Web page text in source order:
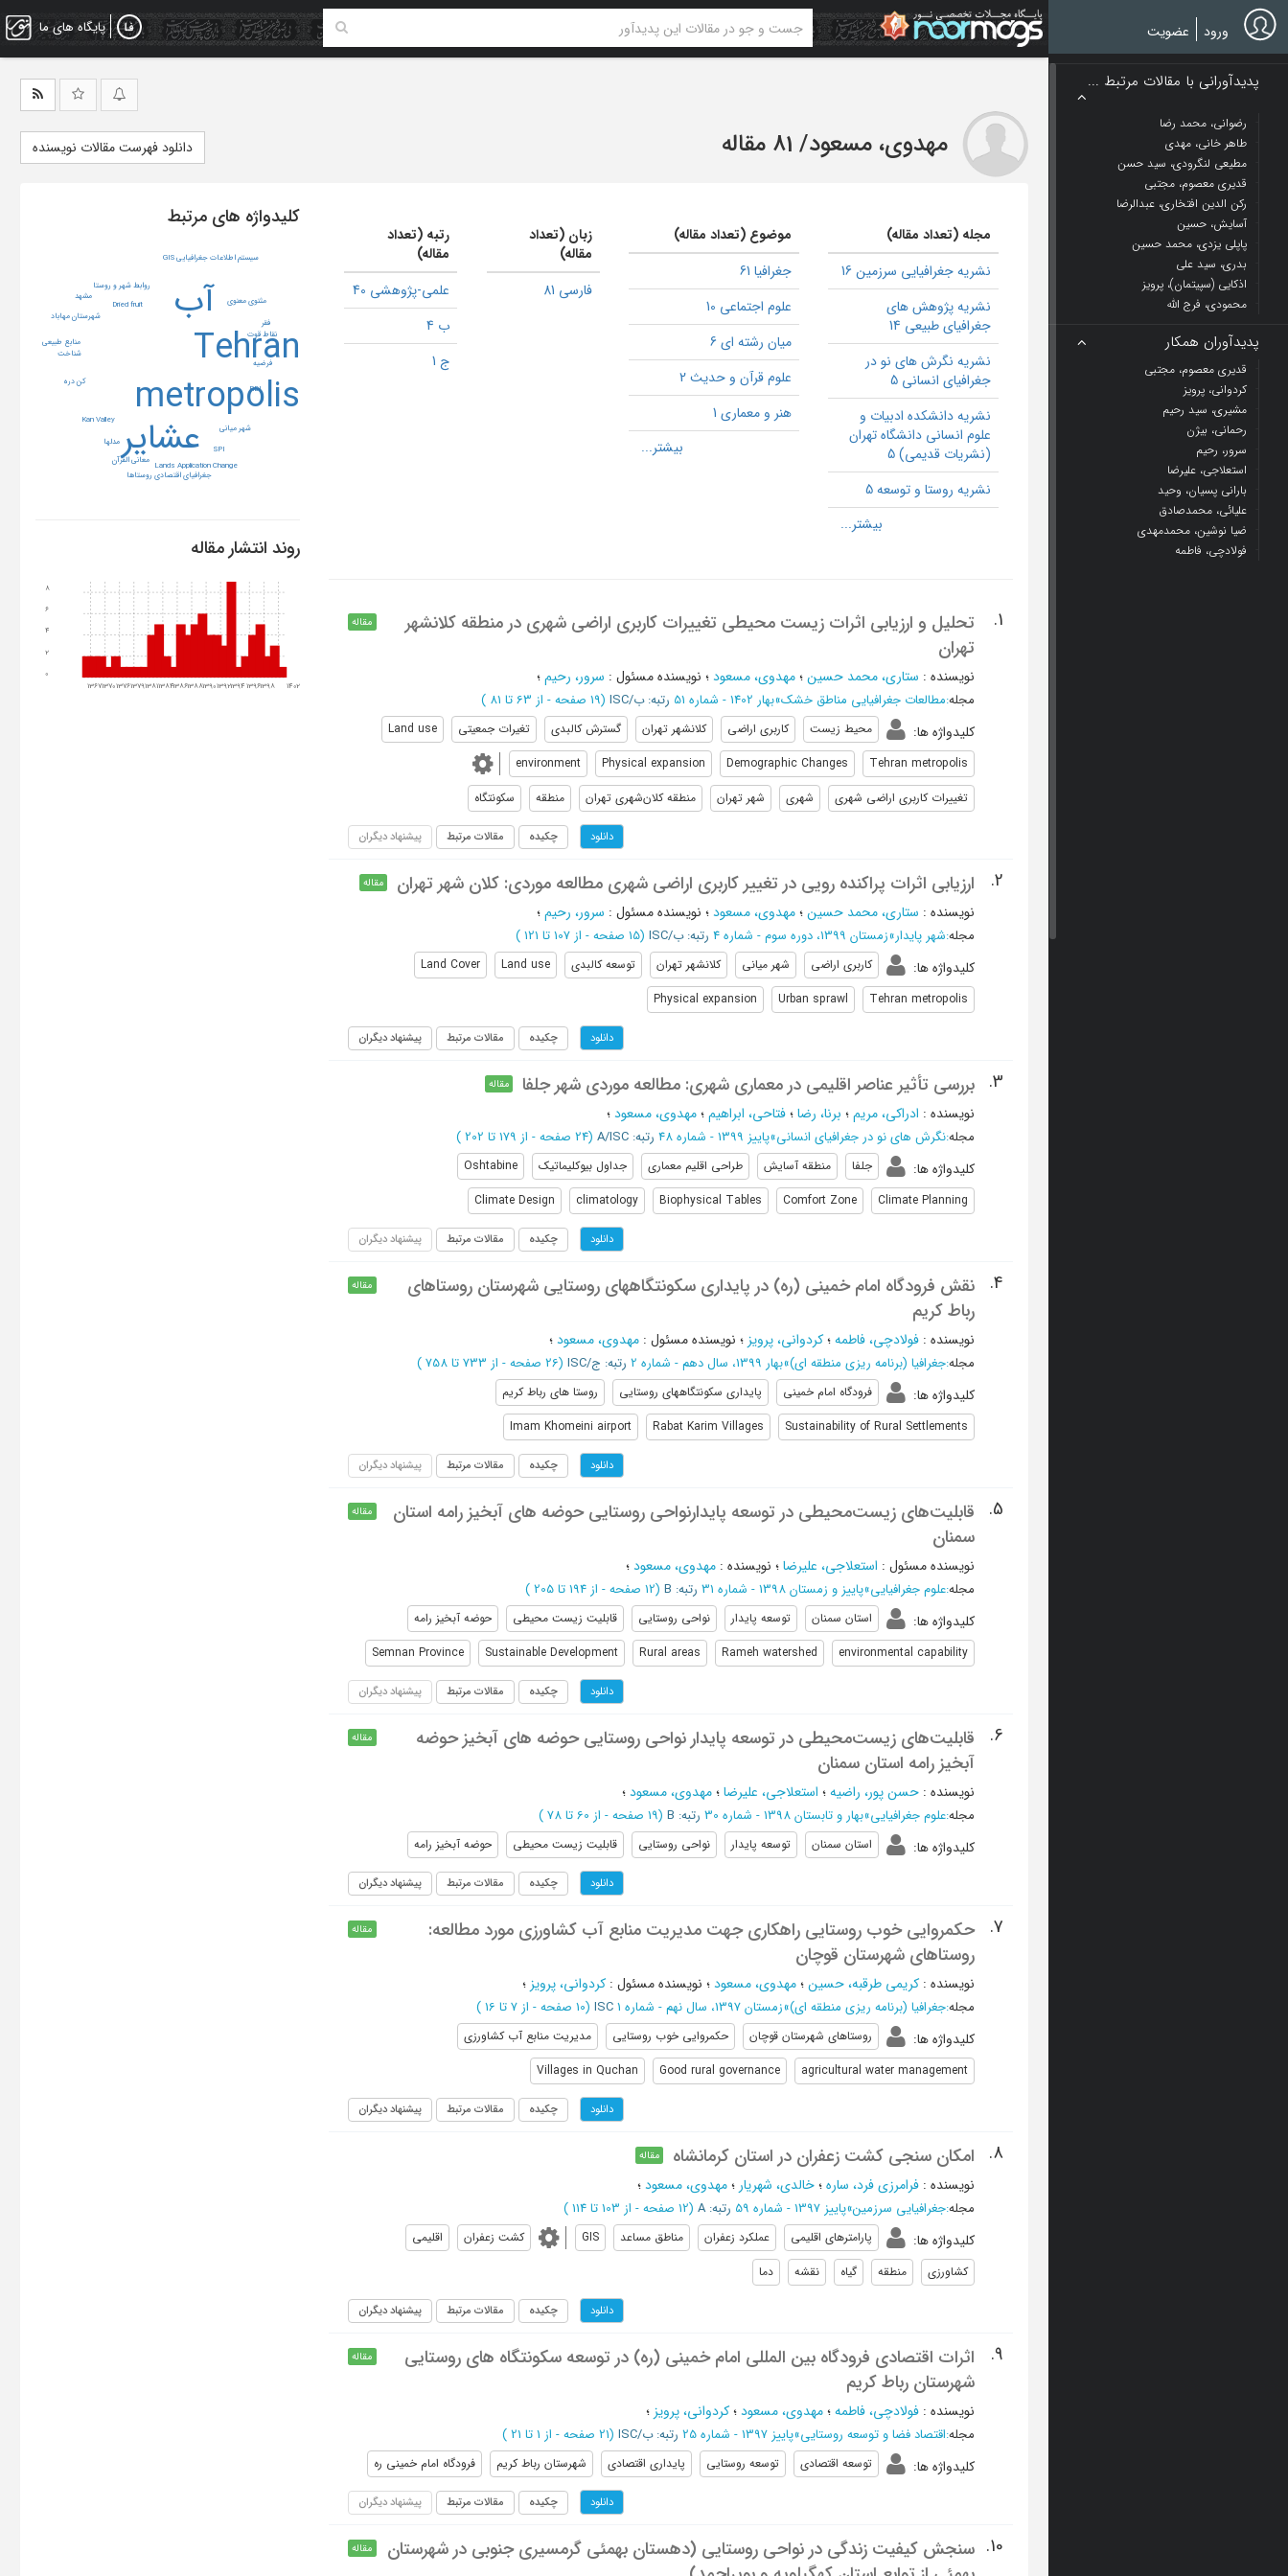
Skip
to
main
پایگاه های ما ورود عضویت
پدیدآورانی با مقالات مرتبط ...
رضوانی، محمد رضا
طاهر خانی، مهدی
مطیعی لنگرودی، سید حسن
قدیری معصوم، مجتبی
رکن الدین افتخاری، عبدالرضا
آسایش، حسین
پاپلی یزدی، محمد حسین
بدری، سید علی
اذکایی (سپیتمان)، پرویز
محمودی، فرج الله
پدیدآوران همکار
قدیری معصوم، مجتبی
کردوانی، پرویز
مشیری، سید رحیم
رحمانی، بیژن
سرور، رحیم
استعلاجی، علیرضا
بارانی پسیان، وحید
علیائی، محمدصادق
ضیا نوشین، محمدمهدی
فولادچی، فاطمه
مهدوی، مسعود/ 81 مقاله دانلود فهرست مقالات نویسنده
مجله (تعداد مقاله)
نشریه جغرافیایی سرزمین 16
نشریه پژوهش های
جغرافیای طبیعی 14
نشریه نگرش های نو در
جغرافیای انسانی 5
نشریه دانشکده ادبیات و
علوم انسانی دانشگاه تهران
(نشریات قدیمی) 5
نشریه روستا و توسعه 5
موضوع (تعداد مقاله)
جغرافیا 61
علوم اجتماعی 10
میان رشته ای 6
علوم قرآن و حدیث 2
هنر و معماری 1
زبان (تعداد
مقاله)
فارسی 81
رتبه (تعداد
مقاله)
علمی-پژوهشی 40
ب 4
ج 1
1.
تحلیل و ارزیابی اثرات زیست محیطی تغییرات کاربری اراضی شهری در منطقه کلانشهر
تهران
مقاله
نویسنده : ستاری، محمد حسین؛مهدوی، مسعود؛ نویسنده مسئول : سرور، رحیم؛
مجله:مطالعات جغرافیایی مناطق خشک»بهار 1402 - شماره 51 رتبه: ب/ISC (‎19 صفحه - از 63 تا 81 )
کلیدواژه ها: محیط زیست کاربری اراضی کلانشهر تهران گسترش کالبدی تغیرات جمعیتی
Land use
Tehran metropolis
Demographic Changes
Physical expansion
environment
تغییرات کاربری اراضی شهری
شهری شهر تهران منطقه کلان‌شهری تهران منطقه سکونتگاه
دانلود چکیده مقالات مرتبط پیشنهاد دیگران
2. ارزیابی اثرات پراکنده رویی در تغییر کاربری اراضی شهری مطالعه موردی: کلان شهر تهران مقاله
نویسنده : ستاری، محمد حسین؛مهدوی، مسعود؛ نویسنده مسئول : سرور، رحیم؛
مجله:شهر پایدار»زمستان 1399، دوره سوم - شماره 4 رتبه: ب/ISC (‎15 صفحه - از 107 تا 121 )
کلیدواژه ها: کاربری اراضی شهر میانی کلانشهر تهران توسعه کالبدی Land use
Land Cover
Tehran metropolis
Urban sprawl
Physical expansion
دانلود چکیده مقالات مرتبط پیشنهاد دیگران
3. بررسی تأثیر عناصر اقلیمی در معماری شهری: مطالعه موردی شهر جلفا مقاله
نویسنده : ادراکی، مریم؛ برنا، رضا؛فتاحی، ابراهیم؛مهدوی، مسعود؛
مجله:نگرش های نو در جغرافیای انسانی»پاییز 1399 - شماره 48 رتبه: A/ISC (‎24 صفحه - از 179 تا 202 )
کلیدواژه ها: جلفا منطقه آسایش طراحی اقلیم معماری جداول بیوکلیماتیک
Oshtabine
Climate Planning
Comfort Zone
Biophysical Tables
climatology
Climate Design
دانلود چکیده مقالات مرتبط پیشنهاد دیگران
4.
نقش فرودگاه امام خمینی (ره) در پایداری سکونتگاههای روستایی شهرستان روستا‌های
رباط کریم
مقاله
نویسنده : فولادچی، فاطمه؛کردوانی، پرویز ؛ نویسنده مسئول : مهدوی، مسعود؛
مجله:جغرافیا (برنامه ریزی منطقه ای)»بهار 1399، سال دهم - شماره 2 رتبه: ج/ISC (‎26 صفحه - از 733 تا 758 )
کلیدواژه ها: فرودگاه امام خمینی پایداری سکونتگاههای روستایی
روستا های رباط کریم
Sustainability of Rural Settlements
Rabat Karim Villages
Imam Khomeini airport
دانلود چکیده مقالات مرتبط پیشنهاد دیگران
5.
قابلیت‌های زیست‌محیطی در توسعه پایدارنواحی روستایی حوضه های آبخیز رامه استان
سمنان
مقاله
نویسنده مسئول : استعلاجی، علیرضا؛ نویسنده : مهدوی، مسعود؛
مجله:علوم جغرافیایی»پاییز و زمستان 1398 - شماره 31 رتبه: B (‎12 صفحه - از 194 تا 205 )
کلیدواژه ها: استان سمنان توسعه پایدار نواحی روستایی قابلیت زیست محیطی
حوضه آبخیز رامه
environmental capability
Rameh watershed
Rural areas
Sustainable Development
Semnan Province
دانلود چکیده مقالات مرتبط پیشنهاد دیگران
6.
قابلیت‌های زیست‌محیطی در توسعه پایدار نواحی روستایی حوضه های آبخیز حوضه
آبخیز رامه استان سمنان
مقاله
نویسنده : حسن پور، راضیه؛ استعلاجی، علیرضا؛مهدوی، مسعود؛
مجله:علوم جغرافیایی»بهار و تابستان 1398 - شماره 30 رتبه: B (‎19 صفحه - از 60 تا 78 )
کلیدواژه ها: استان سمنان توسعه پایدار نواحی روستایی قابلیت زیست محیطی حوضه آبخیز رامه
دانلود چکیده مقالات مرتبط پیشنهاد دیگران
7.
حکمروایی خوب روستایی راهکاری جهت مدیریت منابع آب کشاورزی مورد مطالعه:
روستاهای شهرستان قوچان
مقاله
نویسنده : کریمی طرقبه، حسین؛مهدوی، مسعود؛ نویسنده مسئول : کردوانی، پرویز ؛
مجله:جغرافیا (برنامه ریزی منطقه ای)»زمستان 1397، سال نهم - شماره 1 ISC (‎10 صفحه - از 7 تا 16 )
کلیدواژه ها: روستا­های شهرستان قوچان حکمروایی خوب روستایی
مدیریت منابع آب کشاورزی
agricultural water management
Good rural governance
Villages in Quchan
دانلود چکیده مقالات مرتبط پیشنهاد دیگران
8. امکان سنجی کشت زعفران در استان کرمانشاه مقاله
نویسنده : فرامرزی فرد، ساره؛خالدی، شهریار ؛مهدوی، مسعود؛
مجله:جغرافیایی سرزمین»پاییز 1397 - شماره 59 رتبه: A (‎12 صفحه - از 103 تا 114 )
کلیدواژه ها: پارامترهای اقلیمی عملکرد زعفران مناطق مساعد GIS کشت زعفران
اقلیمی
کشاورزی
منطقه گیاه نقشه دما
دانلود چکیده مقالات مرتبط پیشنهاد دیگران
9.
اثرات اقتصادی فرودگاه بین المللی امام خمینی (ره) در توسعه سکونتگاه های روستایی
شهرستان رباط کریم
مقاله
نویسنده : فولادچی، فاطمه؛مهدوی، مسعود؛کردوانی، پرویز ؛
مجله:اقتصاد فضا و توسعه روستایی»پاییز 1397 - شماره 25 رتبه: ب/ISC (‎21 صفحه - از 1 تا 21 )
کلیدواژه ها: توسعه اقتصادی توسعه روستایی پایداری اقتصادی شهرستان رباط کریم فرودگاه امام خمینی ره
دانلود چکیده مقالات مرتبط پیشنهاد دیگران
10.
سنجش ‌کیفیت ‌زندگی ‌در ‌نواحی ‌روستایی (دهستان ‌بهمئی ‌گرمسیری ‌جنوبی ‌در ‌شهرستان
مقاله
کلیدواژه های مرتبط
Tehran
metropolis
عشایر
آب Dried fruit
Kan Valley
Lands Application Change
جغرافیای اقتصادی روستاها
روابط شهر و روستا
شهر میانی
شهرستان مهاباد
مثنوی معنوی
معانی القرآن
کن دره
RDI
SPI
سیستم اطلاعات جغرافیایی GIS
شناخت
فرضیه
فقر
مدلها
مشهد
منابع طبیعی
نقاط قوت
روند انتشار مقاله
1367137013761379138113841386138813901392139413961398 1402
0
2
4
6
8